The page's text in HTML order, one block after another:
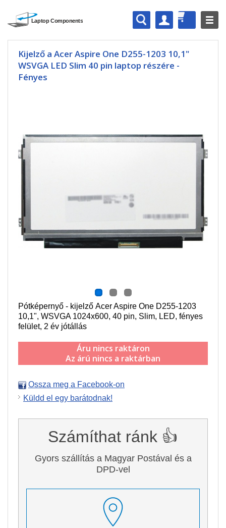
Kijelző a Acer Aspire One D255-1203 10,1"
WSVGA LED Slim 40 pin laptop részére -
Fényes
Pótképernyő - kijelző Acer Aspire One D255-1203
10,1", WSVGA 1024x600, 40 pin, Slim, LED, fényes
felület, 2 év jótállás
Áru nincs raktáron
Az árú nincs a raktárban
Ossza meg a Facebook-on
Küldd el egy barátodnak!
Számíthat ránk 👍
Gyors szállítás a Magyar Postával és a
DPD-vel